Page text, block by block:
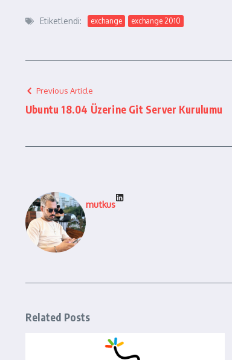
Etiketlendi: exchange exchange 2010
Previous Article
Ubuntu 18.04 Üzerine Git Server Kurulumu
mutkus
Related Posts